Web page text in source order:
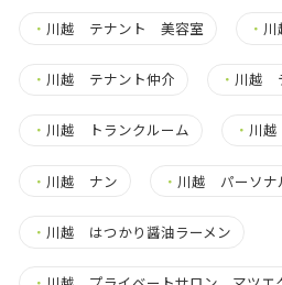
・ 川越 テナント 美容室 ・
・ 川越 テナント仲介 ・ 川越
・ 川越 トランクルーム ・ 川
・ 川越 ナン ・ 川越 パーソナ
・ 川越 はつかり醤油ラーメン